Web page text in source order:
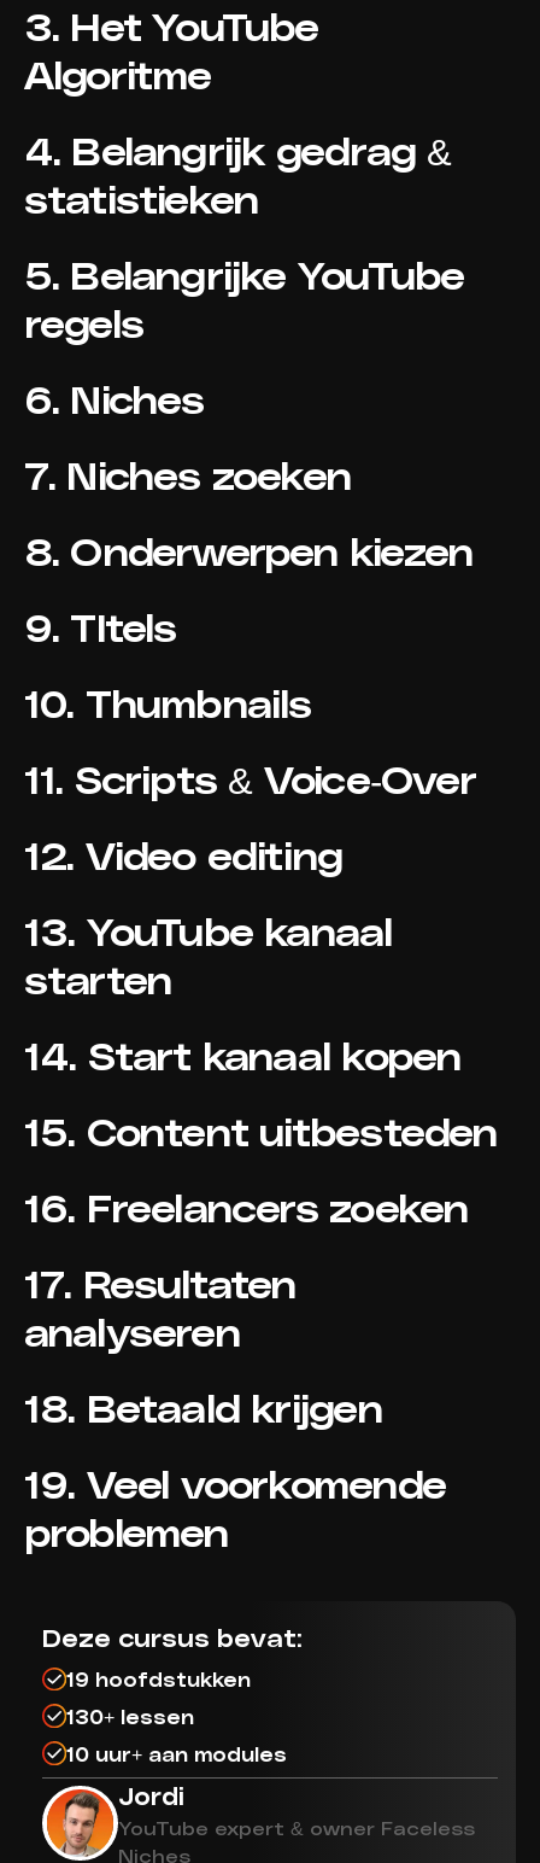
3. Het YouTube
Algoritme
4. Belangrijk gedrag &
statistieken
5. Belangrijke YouTube
regels
6. Niches
7. Niches zoeken
8. Onderwerpen kiezen
9. TItels
10. Thumbnails
11. Scripts & Voice-Over
12. Video editing
13. YouTube kanaal
starten
14. Start kanaal kopen
15. Content uitbesteden
16. Freelancers zoeken
17. Resultaten
analyseren
18. Betaald krijgen
19. Veel voorkomende
problemen
Deze cursus bevat:
19 hoofdstukken
130+ lessen
10 uur+ aan modules
Jordi
YouTube expert & owner Faceless
Niches